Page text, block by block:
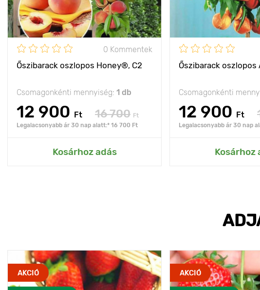
0 Kommentek
Őszibarack oszlopos Honey®, C2
Csomagonkénti mennyiség: 1 db
12 900 Ft 16 700 Ft
Legalacsonyabb ár 30 nap alatt:* 16 700 Ft
Kosárhoz adás
Őszibarack oszlopos
Csomagonkénti
12 900 Ft
Legalacsonyabb ár 30 nap
Kosárhoz
AKCIÓ AKCIÓ